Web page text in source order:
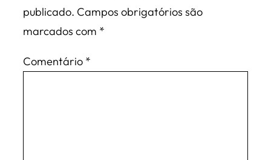
publicado. Campos obrigatórios são
marcados com *
Comentário *